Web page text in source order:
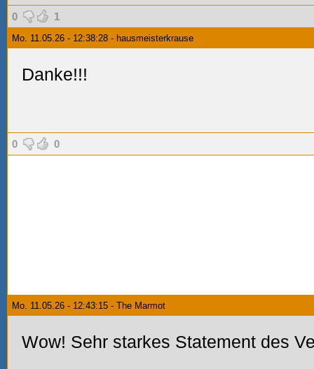
0 1
Mo. 11.05.26 - 12:38:28 - hausmeisterkrause
Danke!!!
0 0
Mo. 11.05.26 - 12:43:15 - The Marmot
Wow! Sehr starkes Statement des